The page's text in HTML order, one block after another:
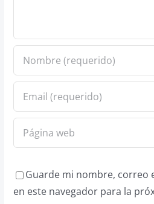
Guarde mi nombre, correo
en este navegador para la